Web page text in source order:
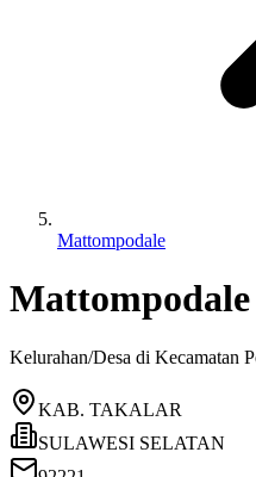
Mattompodale
Mattompodale
Kelurahan/Desa di Kecamatan
KAB. TAKALAR
SULAWESI SELATAN